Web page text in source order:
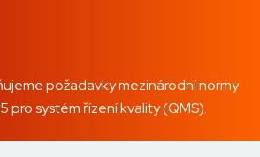
požadavky mezinárodní normy
pro systém řízení kvality (QMS).